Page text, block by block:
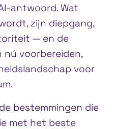
antwoord. Wat
zijn diepgang,
— en de
nú voorbereiden,
voor
bestemmingen die
met het beste